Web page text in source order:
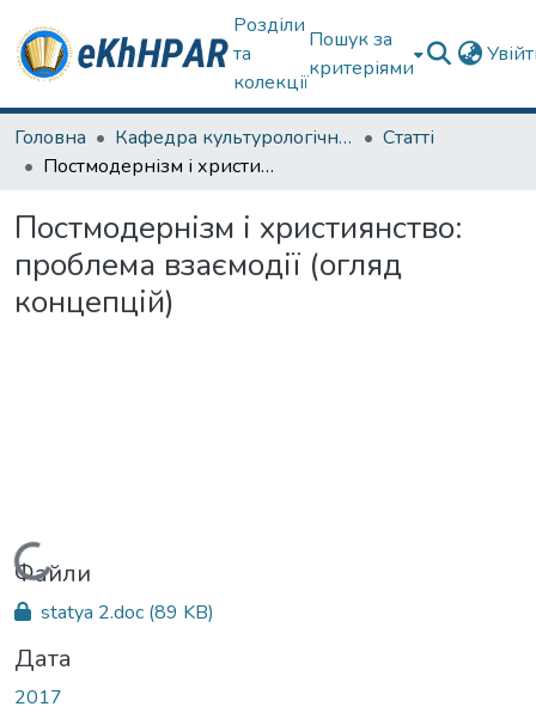
Розділи
та
колекції
Пошук за
критеріями
Головна Кафедра культурологічних дисциплін та образотворчого мистецтва
Статті
Постмодернізм і християнство: проблема взаємодії (огляд концепцій)
Постмодернізм і християнство:
проблема взаємодії (огляд
концепцій)
Вантажиться...
Файли
statya 2.doc (89 KB)
Дата
2017